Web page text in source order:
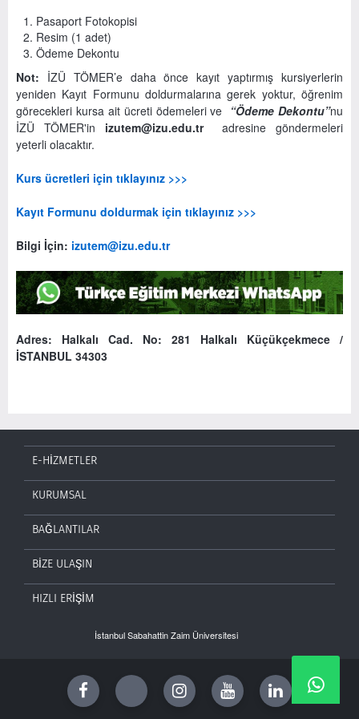
Pasaport Fotokopisi
Resim (1 adet)
Ödeme Dekontu
Not: İZÜ TÖMER’e daha önce kayıt yaptırmış kursiyerlerin
yeniden Kayıt Formunu doldurmalarına gerek yoktur, öğrenim
görecekleri kursa ait ücreti ödemeleri ve “Ödeme Dekontu”nu
İZÜ TÖMER'in izutem@izu.edu.tradresine göndermeleri
yeterli olacaktır.
Kurs ücretleri için tıklayınız >>>
Kayıt Formunu doldurmak için tıklayınız >>>
Bilgi İçin: izutem@izu.edu.tr
Adres: Halkalı Cad. No: 281 Halkalı Küçükçekmece /
İSTANBUL 34303
E-HİZMETLER
KURUMSAL
BAĞLANTILAR
BİZE ULAŞIN
HIZLI ERİŞİM
İstanbul Sabahattin Zaim Üniversitesi